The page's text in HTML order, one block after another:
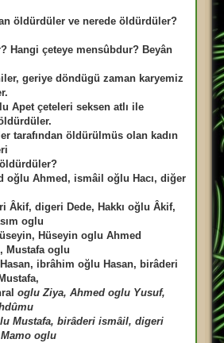
öldürdüler ve nerede öldürdüler?
Hangi çeteye mensûbdur? Beyân
geriye döndügü zaman karyemiz
Apet çeteleri seksen atlı ile
tarafından öldürülmüs olan kadın
oğlu Ahmed, ismâil oğlu Hacı, diğer
Âkif, digeri Dede, Hakkı oğlu Âkif,
oglu
Hüseyin oglu Ahmed
Mustafa oglu
ibrâhim oğlu Hasan, birâderi
oglu Ziya, Ahmed oglu Yusuf,
Mustafa, birâderi ismâil, digeri
oglu